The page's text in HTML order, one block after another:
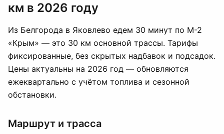
км в 2026 году
Из Белгорода в Яковлево едем 30 минут по М-2
«Крым» — это 30 км основной трассы. Тарифы
фиксированные, без скрытых надбавок и подсадок.
Цены актуальны на 2026 год — обновляются
ежеквартально с учётом топлива и сезонной
обстановки.
Маршрут и трасса